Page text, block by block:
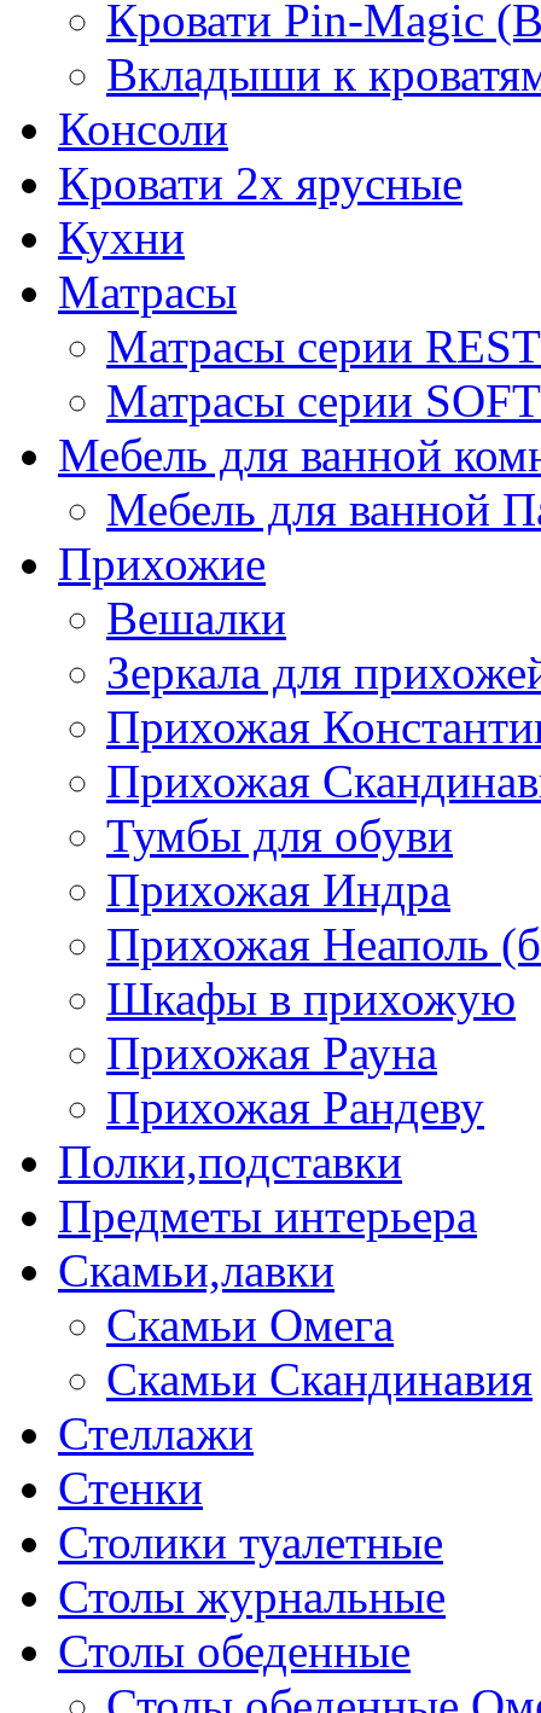
Кровати Pin-Magic
Вкладыши к
Консоли
Кровати 2х ярусные
Кухни
Матрасы
Матрасы серии REST
Матрасы серии SOFT
Мебель для ванной
Мебель для ванной
Прихожие
Вешалки
Зеркала для
Прихожая
Прихожая
Тумбы для обуви
Прихожая Индра
Прихожая Неаполь
Шкафы в прихожую
Прихожая Рауна
Прихожая Рандеву
Полки,подставки
Предметы интерьера
Скамьи,лавки
Скамьи Омега
Скамьи Скандинавия
Стеллажи
Стенки
Столики туалетные
Столы журнальные
Столы обеденные